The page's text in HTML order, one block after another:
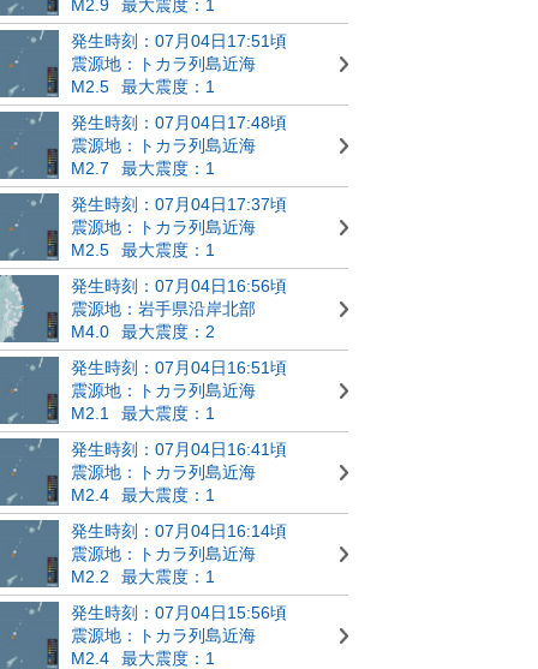
M2.9
最大震度：1
発生時刻：07月04日17:51頃
震源地：トカラ列島近海
M2.5
最大震度：1
発生時刻：07月04日17:48頃
震源地：トカラ列島近海
M2.7
最大震度：1
発生時刻：07月04日17:37頃
震源地：トカラ列島近海
M2.5
最大震度：1
発生時刻：07月04日16:56頃
震源地：岩手県沿岸北部
M4.0
最大震度：2
発生時刻：07月04日16:51頃
震源地：トカラ列島近海
M2.1
最大震度：1
発生時刻：07月04日16:41頃
震源地：トカラ列島近海
M2.4
最大震度：1
発生時刻：07月04日16:14頃
震源地：トカラ列島近海
M2.2
最大震度：1
発生時刻：07月04日15:56頃
震源地：トカラ列島近海
M2.4
最大震度：1